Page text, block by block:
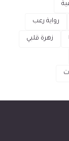
رواية رعب
زهرة قلبي